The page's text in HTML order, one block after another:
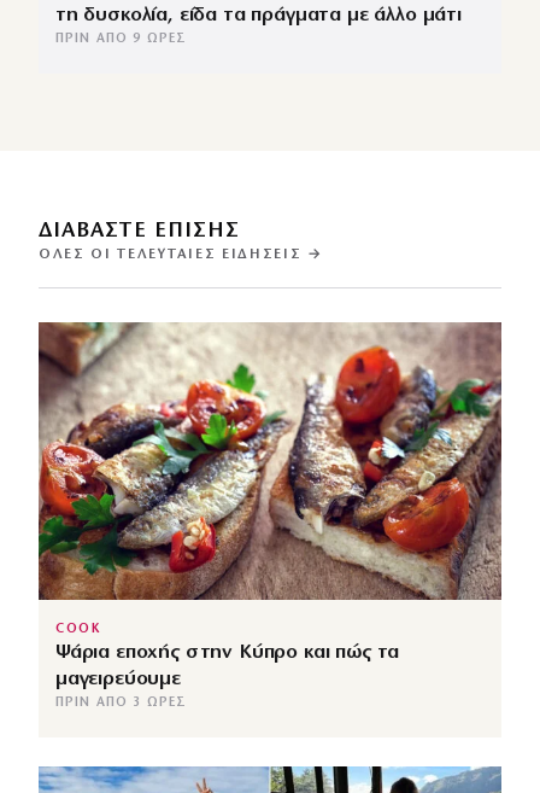
τη δυσκολία, είδα τα πράγματα με άλλο μάτι
ΠΡΙΝ ΑΠΌ 9 ΏΡΕΣ
ΔΙΑΒΑΣΤΕ ΕΠΙΣΗΣ
ΌΛΕΣ ΟΙ ΤΕΛΕΥΤΑΊΕΣ ΕΙΔΉΣΕΙΣ →
COOK
Ψάρια εποχής στην Κύπρο και πώς τα
μαγειρεύουμε
ΠΡΙΝ ΑΠΌ 3 ΏΡΕΣ